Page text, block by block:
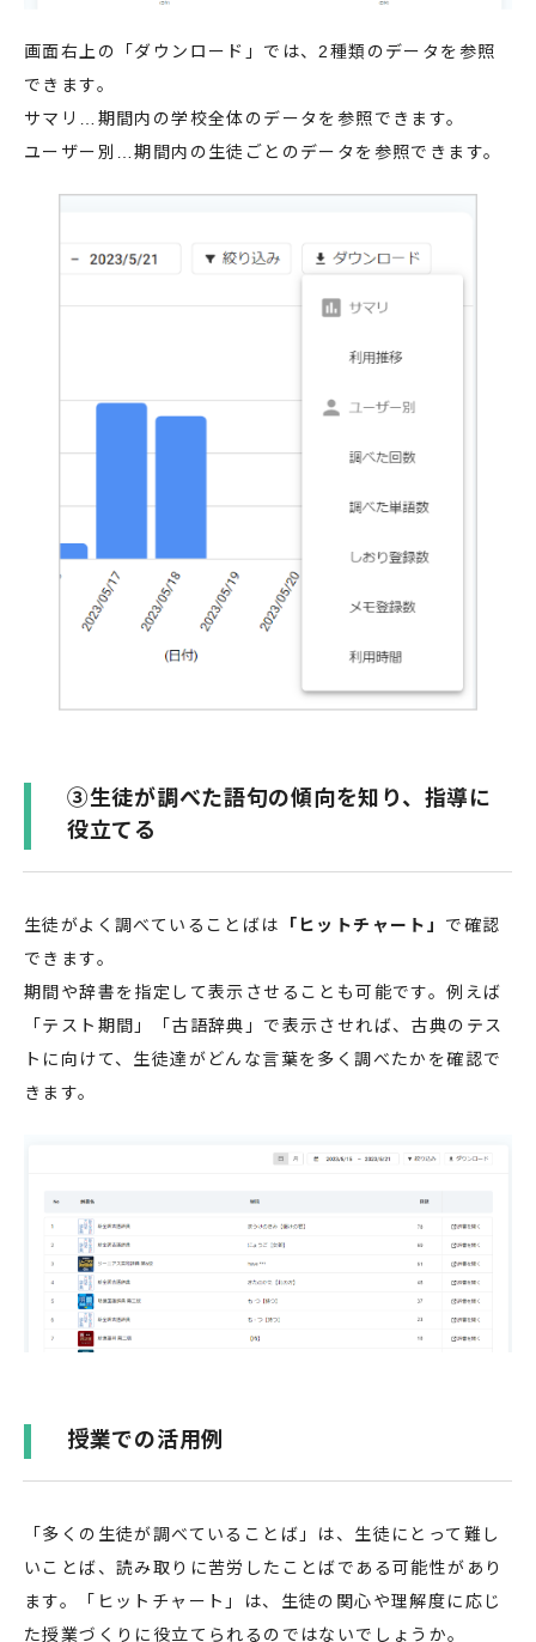
画面右上の「ダウンロード」では、2種類のデータを参照
できます。
サマリ…期間内の学校全体のデータを参照できます。
ユーザー別…期間内の生徒ごとのデータを参照できます。
③生徒が調べた語句の傾向を知り、指導に
役立てる
生徒がよく調べていることばは 「ヒットチャート」 で確認
できます。
期間や辞書を指定して表示させることも可能です。例えば
「テスト期間」「古語辞典」で表示させれば、古典のテス
トに向けて、生徒達がどんな言葉を多く調べたかを確認で
きます。
授業での活用例
「多くの生徒が調べていることば」は、生徒にとって難し
いことば、読み取りに苦労したことばである可能性があり
ます。「ヒットチャート」は、生徒の関心や理解度に応じ
た授業づくりに役立てられるのではないでしょうか。